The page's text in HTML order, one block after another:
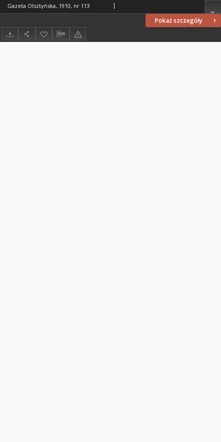
Pokaż szczegóły
Gazeta Olsztyńska, 1910, nr 113